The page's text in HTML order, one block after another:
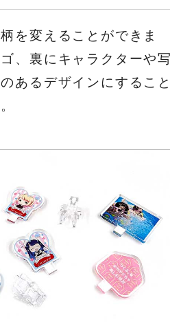
を変えることができま
、裏にキャラクターや
あるデザインにするこ